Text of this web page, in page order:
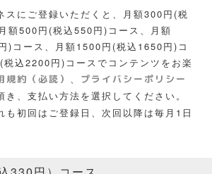
スにご登録いただくと、月額300円(税
額500円(税込550円)コース、月額
)コース、月額1500円(税込1650円)コ
込2200円)コースでコンテンツをお楽
規約（必読） 、 プライバシーポリシー
き、支払い方法を選択してください。
も初回はご登録日、次回以降は毎月1日